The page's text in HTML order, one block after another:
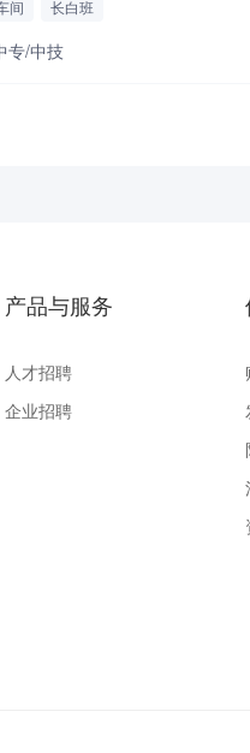
间 长白班
专/中技
产品与服务
人才招聘
企业招聘